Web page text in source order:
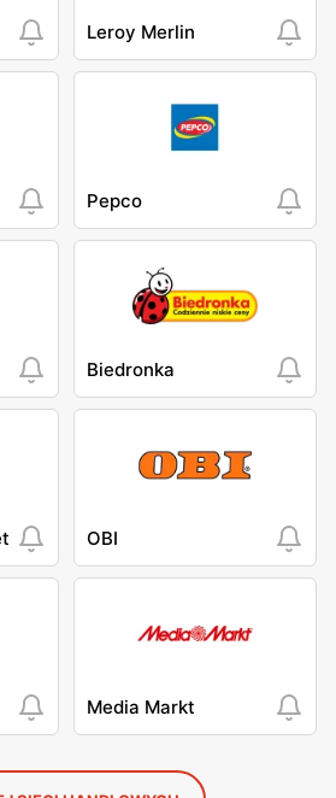
Leroy Merlin
Pepco
Biedronka
OBI
Media Markt